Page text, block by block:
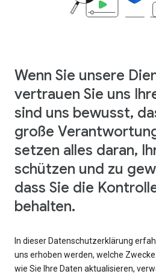
Wenn Sie unsere
vertrauen Sie uns
sind uns bewusst,
große
setzen alles daran,
schützen und zu
dass Sie die
behalten.
In dieser Datenschutzerklärung
uns erhoben werden, welche
wie Sie Ihre Daten aktualisieren,